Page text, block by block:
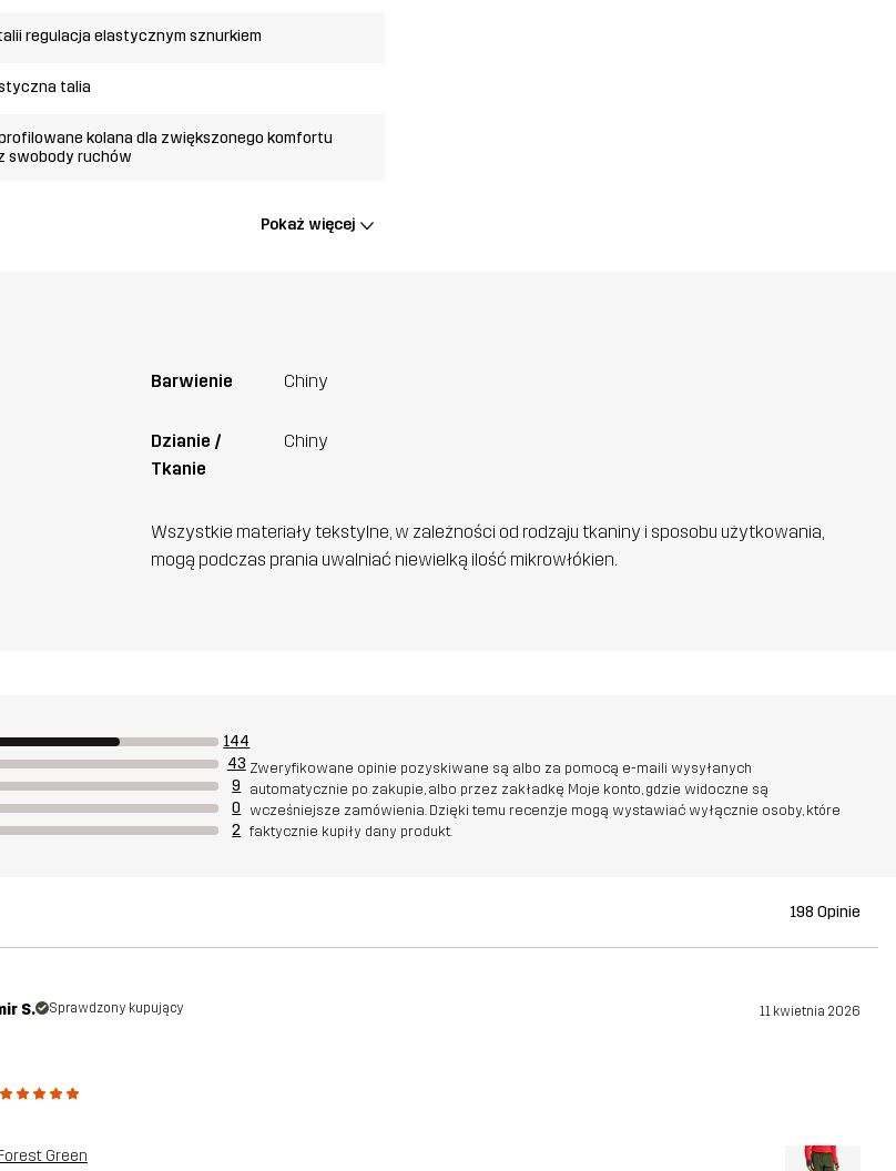
regulacja elastycznym sznurkiem
talia
kolana dla zwiększonego komfortu
swobody ruchów
Pokaż więcej
Barwienie Chiny
Dzianie /
Tkanie
Chiny
Wszystkie materiały tekstylne, w zależności od rodzaju tkaniny i sposobu użytkowania,
mogą podczas prania uwalniać niewielką ilość mikrowłókien.
144
43
9
0
2
Zweryfikowane opinie pozyskiwane są albo za pomocą e-maili wysyłanych
automatycznie po zakupie, albo przez zakładkę Moje konto, gdzie widoczne są
wcześniejsze zamówienia. Dzięki temu recenzje mogą wystawiać wyłącznie osoby, które
faktycznie kupiły dany produkt.
198 Opinie
S. Sprawdzony kupujący 11 kwietnia 2026
Green